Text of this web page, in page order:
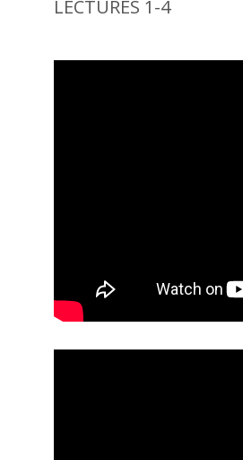
LECTURES 1-4